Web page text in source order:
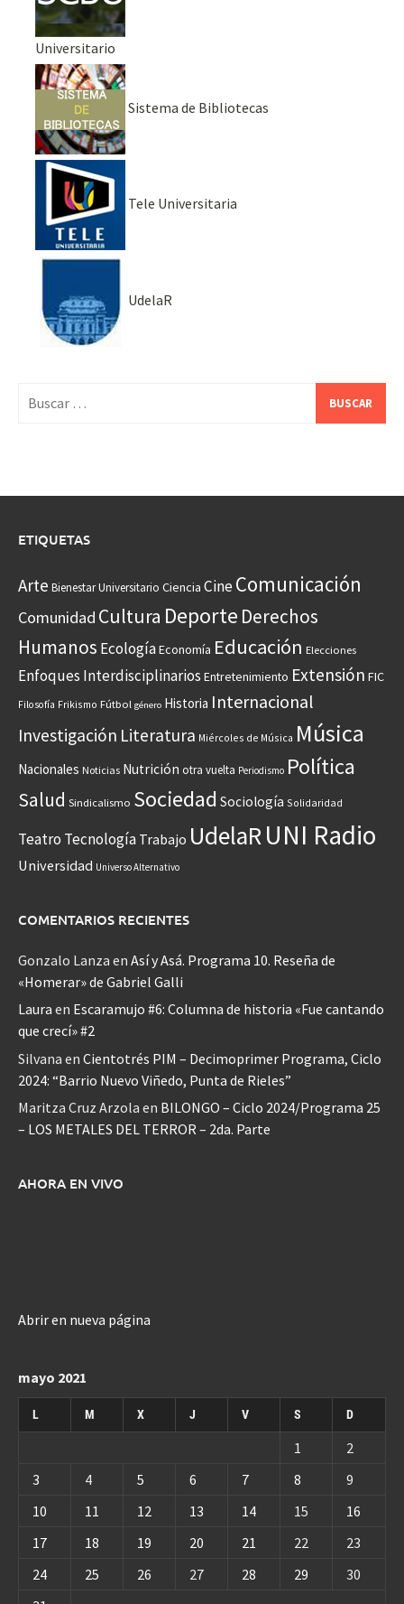
Universitario
Sistema de Bibliotecas
Tele Universitaria
UdelaR
ETIQUETAS
Arte Bienestar Universitario Ciencia CineComunicación
Comunidad Cultura Deporte Derechos
Humanos EcologíaEconomía Educación Elecciones
Enfoques Interdisciplinarios Entretenimiento Extensión FIC
Filosofía Frikismo Fútbol género Historia Internacional
Investigación Literatura Miércoles de Música Música
Nacionales Noticias Nutrición otra vuelta Periodismo Política
Salud Sindicalismo Sociedad Sociología Solidaridad
Teatro Tecnología Trabajo UdelaR UNI Radio
Universidad Universo Alternativo
COMENTARIOS RECIENTES
Gonzalo Lanza en Así y Asá. Programa 10. Reseña de
«Homerar» de Gabriel Galli
Laura en Escaramujo #6: Columna de historia «Fue cantando
que crecí» #2
Silvana en Cientotrés PIM – Decimoprimer Programa, Ciclo
2024: “Barrio Nuevo Viñedo, Punta de Rieles”
Maritza Cruz Arzola en BILONGO – Ciclo 2024/Programa 25
– LOS METALES DEL TERROR – 2da. Parte
AHORA EN VIVO
Abrir en nueva página
mayo 2021
L M X J V S D
1
2
3
4 5 6 7 8
9
10
11 12 13 14 15
16
17
18 19 20 21 22
23
24
25 26 27 28 29
30